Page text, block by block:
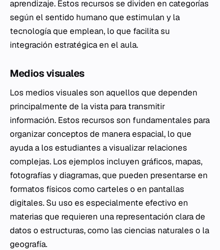
aprendizaje. Estos recursos se dividen en categorías
según el sentido humano que estimulan y la
tecnología que emplean, lo que facilita su
integración estratégica en el aula.
Medios visuales
Los medios visuales son aquellos que dependen
principalmente de la vista para transmitir
información. Estos recursos son fundamentales para
organizar conceptos de manera espacial, lo que
ayuda a los estudiantes a visualizar relaciones
complejas. Los ejemplos incluyen gráficos, mapas,
fotografías y diagramas, que pueden presentarse en
formatos físicos como carteles o en pantallas
digitales. Su uso es especialmente efectivo en
materias que requieren una representación clara de
datos o estructuras, como las ciencias naturales o la
geografía.